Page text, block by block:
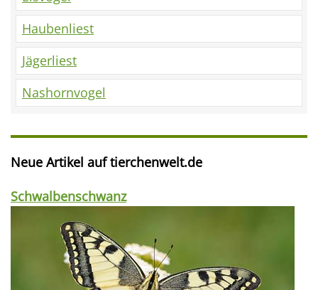
Haubenliest
Jägerliest
Nashornvogel
Neue Artikel auf tierchenwelt.de
Schwalbenschwanz